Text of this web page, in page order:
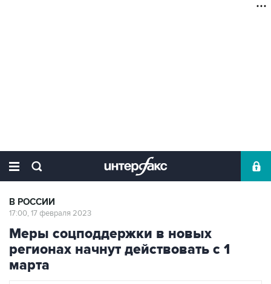
В РОССИИ
17:00, 17 февраля 2023
Меры соцподдержки в новых
регионах начнут действовать с 1
марта